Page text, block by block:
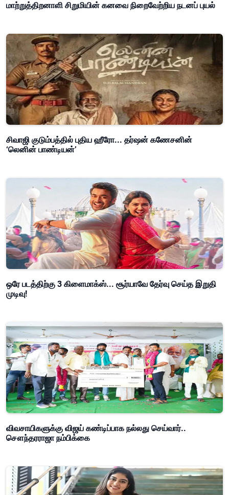
மாற்றுத்திறனாளி சிறுமியின் கனவை நிறைவேற்றிய நடனப் புயல்
சிவாஜி குடும்பத்தில் புதிய ஹீரோ... தர்ஷன் கணேசனின்
‘லெனின் பாண்டியன்’
ஒரே படத்திற்கு 3 கிளைமாக்ஸ்... சூர்யாவே தேர்வு செய்த இறுதி
முடிவு!
விவசாயிகளுக்கு விஜய் கண்டிப்பாக நல்லது செய்வார்..
சௌந்தரராஜா நம்பிக்கை